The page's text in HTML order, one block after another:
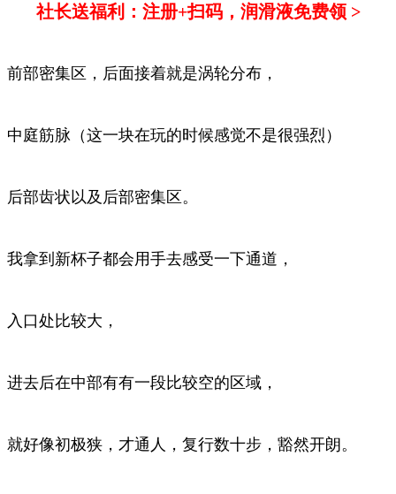
社长送福利：注册+扫码，润滑液免费领 >
前部密集区，后面接着就是涡轮分布，
中庭筋脉（这一块在玩的时候感觉不是很强烈）
后部齿状以及后部密集区。
我拿到新杯子都会用手去感受一下通道，
入口处比较大，
进去后在中部有有一段比较空的区域，
就好像初极狭，才通人，复行数十步，豁然开朗。